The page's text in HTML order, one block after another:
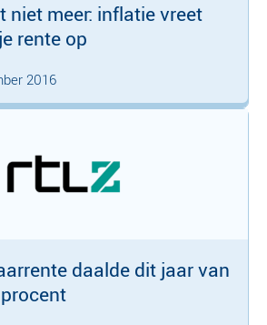
niet meer: inflatie vreet
rente op
2016
daalde dit jaar van